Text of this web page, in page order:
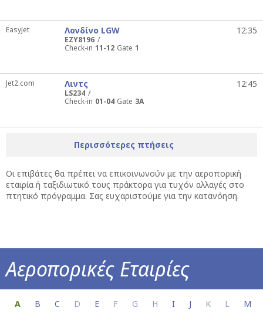
EasyJet
EZY8196
Λονδίνο LGW 12:35
Check-in 11-12 Gate 1
Jet2.com
LS234
Λιντς 12:45
Check-in 01-04 Gate 3A
Περισσότερες πτήσεις
Οι επιβάτες θα πρέπει να επικοινωνούν με την αεροπορική
εταιρία ή ταξιδιωτικό τους πράκτορα για τυχόν αλλαγές στο
πτητικό πρόγραμμα. Σας ευχαριστούμε για την κατανόηση.
Αεροπορικές Εταιρίες
Όλες οι πληροφορίες για την αεροπορική
A B C D E F G H I J K L M